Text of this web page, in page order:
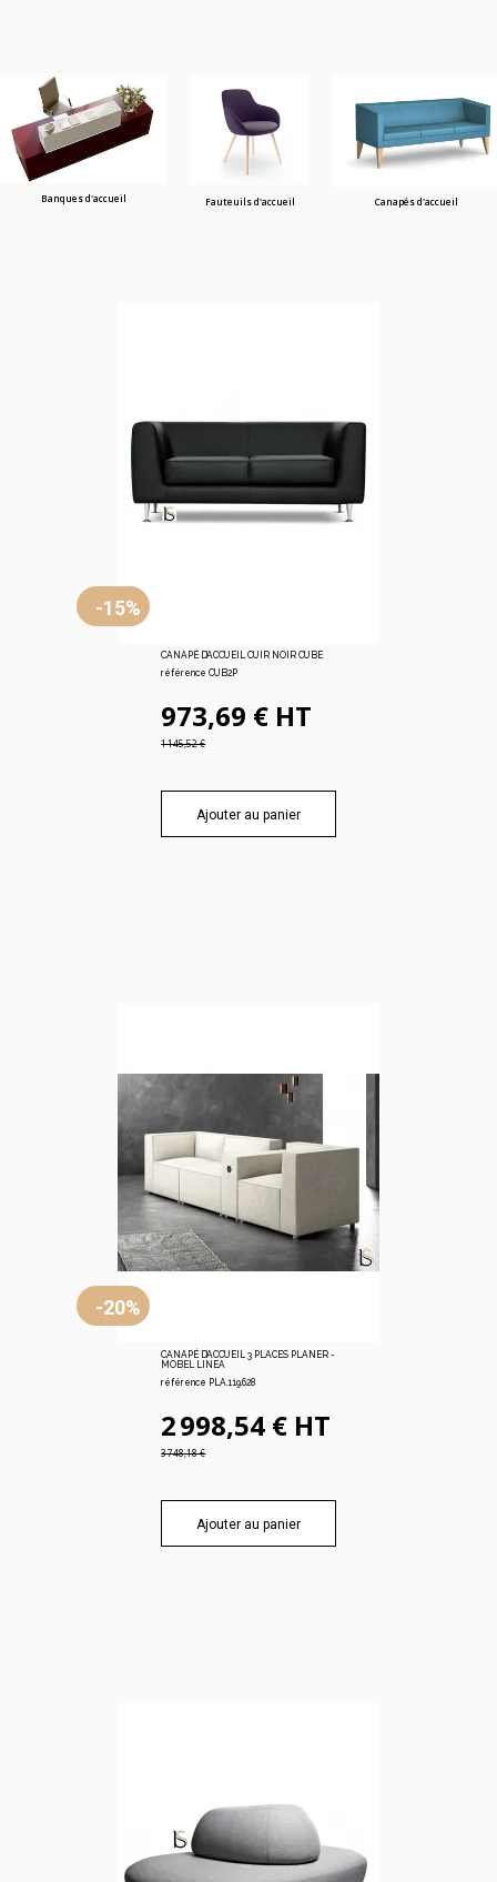
Banques d'accueil Fauteuils d'accueil Canapés d'accueil
-15%
CANAPÉ D’ACCUEIL CUIR NOIR CUBE
référence CUB2P
973,69 € HT
1 145,52 €
Ajouter au panier
-20%
CANAPÉ D’ACCUEIL 3 PLACES PLANER -
MOBEL LINEA
référence PLA.119.628
2 998,54 € HT
3 748,18 €
Ajouter au panier